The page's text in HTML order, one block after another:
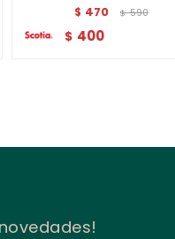
$ 470 $ 590
$ 400